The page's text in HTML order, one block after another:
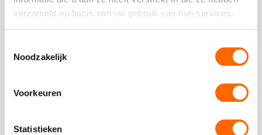
verzameld op basis van uw gebruik van hun services.
Noodzakelijk
Voorkeuren
Statistieken